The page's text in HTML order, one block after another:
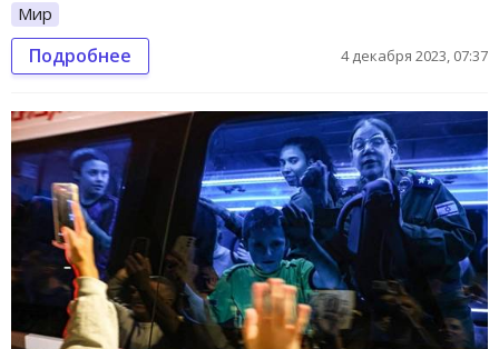
Мир
Подробнее 4 декабря 2023, 07:37